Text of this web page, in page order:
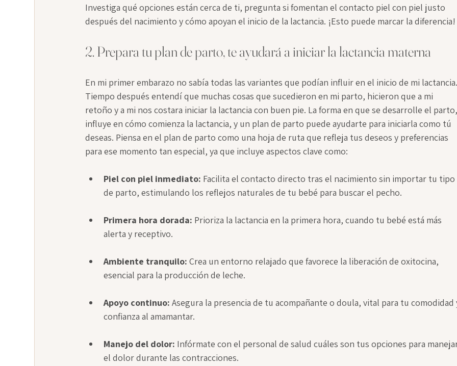
Investiga qué opciones están cerca de ti, pregunta si fomentan el contacto piel con piel justo
después del nacimiento y cómo apoyan el inicio de la lactancia. ¡Esto puede marcar la diferencia!
2. Prepara tu plan de parto, te ayudará a iniciar la lactancia materna
En mi primer embarazo no sabía todas las variantes que podían influir en el inicio de mi
Tiempo después entendí que muchas cosas que sucedieron en mi parto, hicieron que a mi
retoño y a mi nos costara iniciar la lactancia con buen pie. La forma en que se desarrolle el
influye en cómo comienza la lactancia, y un plan de parto puede ayudarte para iniciarla como tú
deseas. Piensa en el plan de parto como una hoja de ruta que refleja tus deseos y preferencias
para ese momento tan especial, ya que incluye aspectos clave como:
Piel con piel inmediato: Facilita el contacto directo tras el nacimiento sin importar tu tipo
de parto, estimulando los reflejos naturales de tu bebé para buscar el pecho.
Primera hora dorada: Prioriza la lactancia en la primera hora, cuando tu bebé está más
alerta y receptivo.
Ambiente tranquilo: Crea un entorno relajado que favorece la liberación de oxitocina,
esencial para la producción de leche.
Apoyo continuo: Asegura la presencia de tu acompañante o doula, vital para tu
confianza al amamantar.
Manejo del dolor: Infórmate con el personal de salud cuáles son tus opciones para
el dolor durante las contracciones.